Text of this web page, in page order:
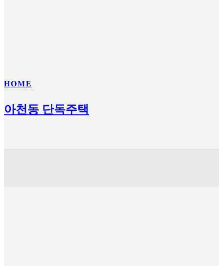
HOME
아천동 단독주택